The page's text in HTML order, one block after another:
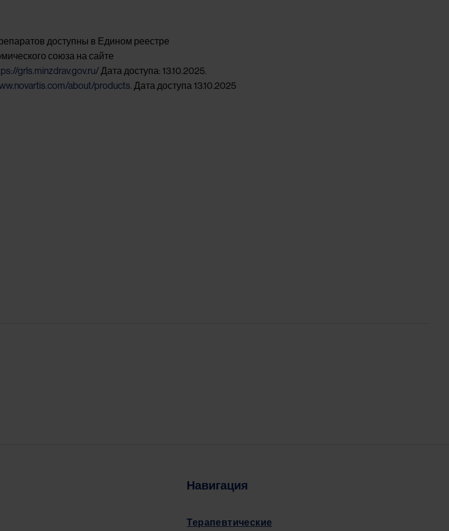
доступны в Едином реестре
союза на сайте
grls.minzdrav.gov.ru/ Дата доступа: 13.10.2025.
about/products. Дата доступа 13.10.2025
Навигация
Терапевтические